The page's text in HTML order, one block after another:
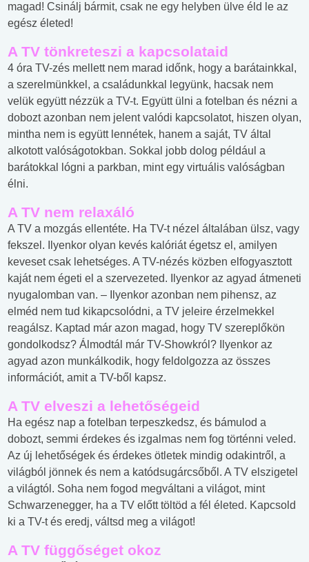
magad! Csinálj bármit, csak ne egy helyben ülve éld le az
egész életed!
A TV tönkreteszi a kapcsolataid
4 óra TV-zés mellett nem marad időnk, hogy a barátainkkal,
a szerelmünkkel, a családunkkal legyünk, hacsak nem
velük együtt nézzük a TV-t. Együtt ülni a fotelban és nézni a
dobozt azonban nem jelent valódi kapcsolatot, hiszen olyan,
mintha nem is együtt lennétek, hanem a saját, TV által
alkotott valóságotokban. Sokkal jobb dolog például a
barátokkal lógni a parkban, mint egy virtuális valóságban
élni.
A TV nem relaxáló
A TV a mozgás ellentéte. Ha TV-t nézel általában ülsz, vagy
fekszel. Ilyenkor olyan kevés kalóriát égetsz el, amilyen
keveset csak lehetséges. A TV-nézés közben elfogyasztott
kaját nem égeti el a szervezeted. Ilyenkor az agyad átmeneti
nyugalomban van. – Ilyenkor azonban nem pihensz, az
elméd nem tud kikapcsolódni, a TV jeleire érzelmekkel
reagálsz. Kaptad már azon magad, hogy TV szereplőkön
gondolkodsz? Álmodtál már TV-Showkról? Ilyenkor az
agyad azon munkálkodik, hogy feldolgozza az összes
információt, amit a TV-ből kapsz.
A TV elveszi a lehetőségeid
Ha egész nap a fotelban terpeszkedsz, és bámulod a
dobozt, semmi érdekes és izgalmas nem fog történni veled.
Az új lehetőségek és érdekes ötletek mindig odakintről, a
világból jönnek és nem a katódsugárcsőből. A TV elszigetel
a világtól. Soha nem fogod megváltani a világot, mint
Schwarzenegger, ha a TV előtt töltöd a fél életed. Kapcsold
ki a TV-t és eredj, váltsd meg a világot!
A TV függőséget okoz